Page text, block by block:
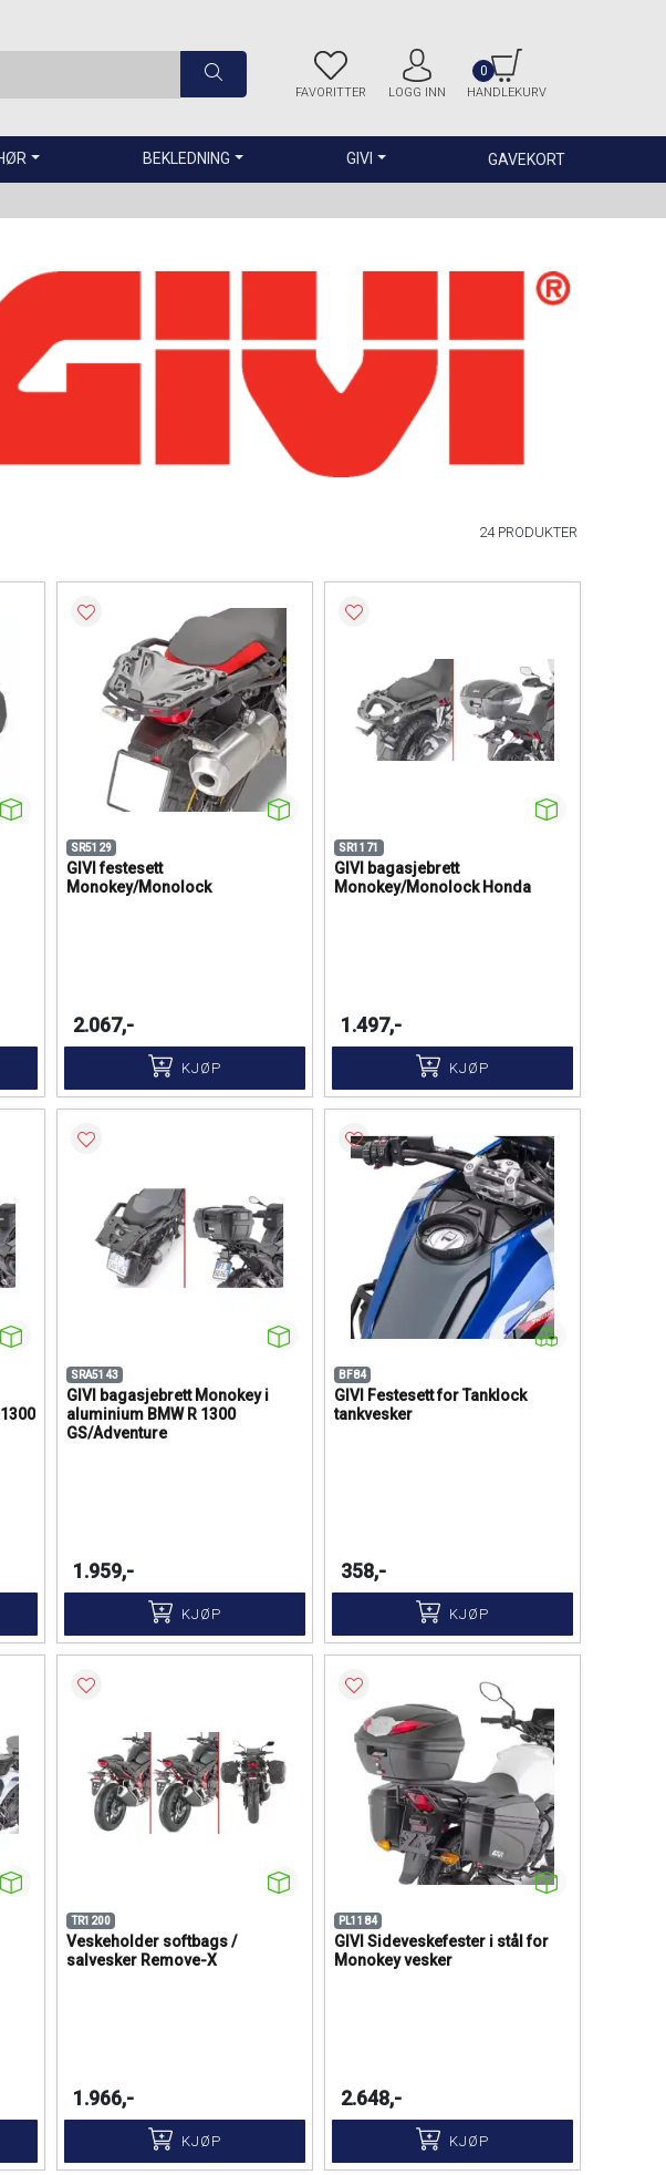
FAVORITTER LOGG INN HANDLEKURV
0
BEKLEDNING GIVI GAVEKORT
24 PRODUKTER
SR5129
GIVI festesett
Monokey/Monolock
2.067,-
KJØP
SR1171
GIVI bagasjebrett
Monokey/Monolock Honda
1.497,-
KJØP
SRA5143
GIVI bagasjebrett Monokey i
aluminium BMW R 1300
GS/Adventure
1.959,-
KJØP
BF84
GIVI Festesett for Tanklock
tankvesker
358,-
KJØP
TR1200
Veskeholder softbags /
salvesker Remove-X
1.966,-
KJØP
PL1184
GIVI Sideveskefester i stål for
Monokey vesker
2.648,-
KJØP